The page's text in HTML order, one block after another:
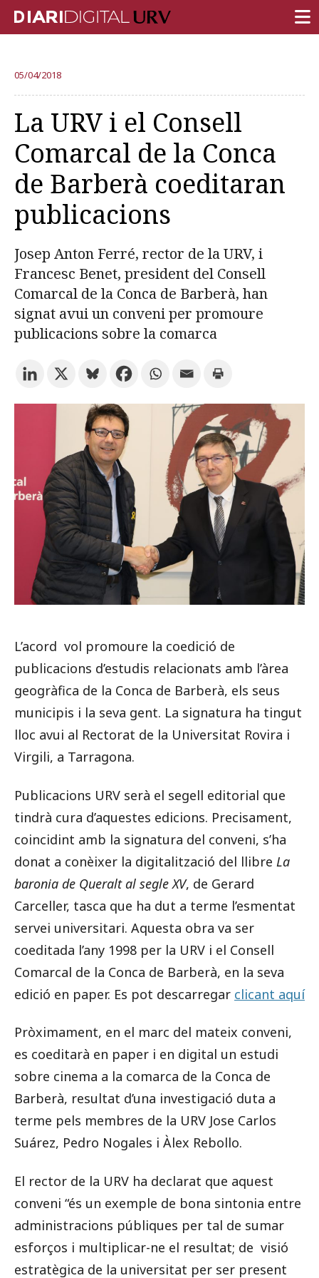
RECERCA
DOCÈNCIA
INSTITUCIÓ
VIDA AL CAMPUS
COMUNITAT URV
Més categories
Subscriu-te als butlletins de la URV Agenda
CATALÀ ESPAÑOL ENGLISH
05/04/2018
La URV i el Consell
Comarcal de la Conca
de Barberà coeditaran
publicacions
Josep Anton Ferré, rector de la URV, i
Francesc Benet, president del Consell
Comarcal de la Conca de Barberà, han
signat avui un conveni per promoure
publicacions sobre la comarca
L’acord vol promoure la coedició de
publicacions d’estudis relacionats amb l’àrea
geogràfica de la Conca de Barberà, els seus
municipis i la seva gent. La signatura ha tingut
lloc avui al Rectorat de la Universitat Rovira i
Virgili, a Tarragona.
Publicacions URV serà el segell editorial que
tindrà cura d’aquestes edicions. Precisament,
coincidint amb la signatura del conveni, s’ha
donat a conèixer la digitalització del llibre La
baronia de Queralt al segle XV, de Gerard
Carceller, tasca que ha dut a terme l’esmentat
servei universitari. Aquesta obra va ser
coeditada l’any 1998 per la URV i el Consell
Comarcal de la Conca de Barberà, en la seva
edició en paper. Es pot descarregar clicant aquí
Pròximament, en el marc del mateix conveni,
es coeditarà en paper i en digital un estudi
sobre cinema a la comarca de la Conca de
Barberà, resultat d’una investigació duta a
terme pels membres de la URV Jose Carlos
Suárez, Pedro Nogales i Àlex Rebollo.
El rector de la URV ha declarat que aquest
conveni “és un exemple de bona sintonia entre
administracions públiques per tal de sumar
esforços i multiplicar-ne el resultat; de visió
estratègica de la universitat per ser present